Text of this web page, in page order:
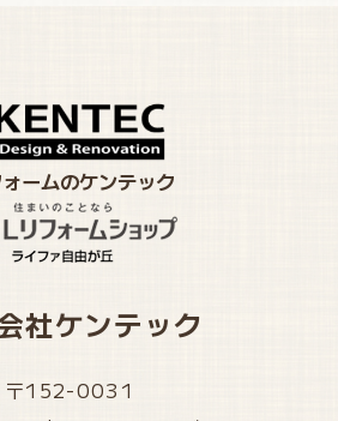
ームのケンテック
社ケンテック
〒152-0031